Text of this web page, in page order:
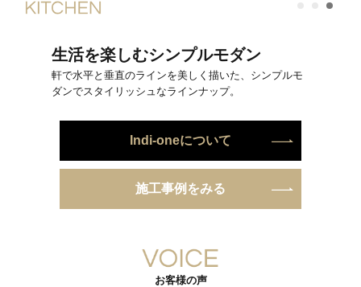
生活を楽しむシンプルモダン
軒で水平と垂直のラインを美しく描いた、シンプルモ
ダンでスタイリッシュなラインナップ。
Indi-oneについて
施工事例をみる
お客様の声